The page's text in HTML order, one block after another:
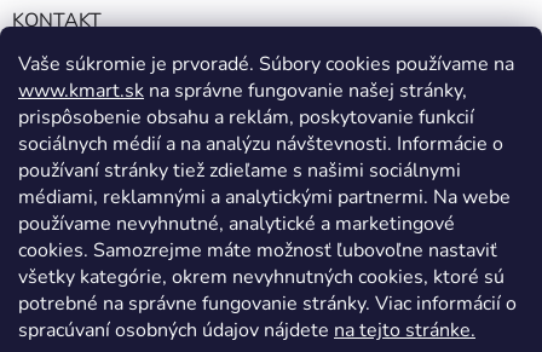
Vaše súkromie je prvoradé. Súbory cookies používame na
www.kmart.sk na správne fungovanie našej stránky,
prispôsobenie obsahu a reklám, poskytovanie funkcií
sociálnych médií a na analýzu návštevnosti. Informácie o
používaní stránky tiež zdieľame s našimi sociálnymi
médiami, reklamnými a analytickými partnermi. Na webe
používame nevyhnutné, analytické a marketingové
cookies. Samozrejme máte možnosť ľubovoľne nastaviť
všetky kategórie, okrem nevyhnutných cookies, ktoré sú
potrebné na správne fungovanie stránky. Viac informácií o
spracúvaní osobných údajov nájdete na tejto stránke.
KONTAKT
info@kmart.sk
+421 947 979 193
+421 947 979 193
facebook.com/Kolieramarket